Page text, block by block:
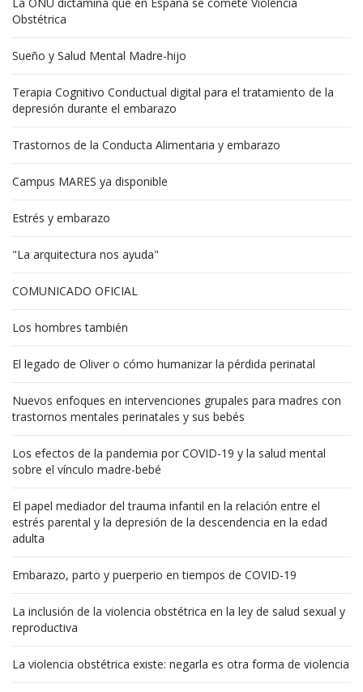
Obstétrica
Sueño y Salud Mental Madre-hijo
Terapia Cognitivo Conductual digital para el tratamiento de la
depresión durante el embarazo
Trastornos de la Conducta Alimentaria y embarazo
Campus MARES ya disponible
Estrés y embarazo
"La arquitectura nos ayuda"
COMUNICADO OFICIAL
Los hombres también
El legado de Oliver o cómo humanizar la pérdida perinatal
Nuevos enfoques en intervenciones grupales para madres con
trastornos mentales perinatales y sus bebés
Los efectos de la pandemia por COVID-19 y la salud mental
sobre el vínculo madre-bebé
El papel mediador del trauma infantil en la relación entre el
estrés parental y la depresión de la descendencia en la edad
adulta
Embarazo, parto y puerperio en tiempos de COVID-19
La inclusión de la violencia obstétrica en la ley de salud sexual y
reproductiva
La violencia obstétrica existe: negarla es otra forma de violencia